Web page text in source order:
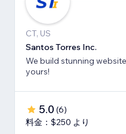
CT, US
Santos Torres Inc.
We build stunning
yours!
5.0 (6)
料金：$250 より